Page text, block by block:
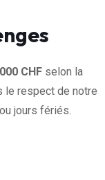
CHF selon la
le respect de notre
jours fériés.